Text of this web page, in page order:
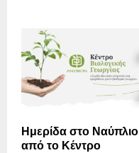
Ημερίδα στο Ναύπλιο
από το Κέντρο